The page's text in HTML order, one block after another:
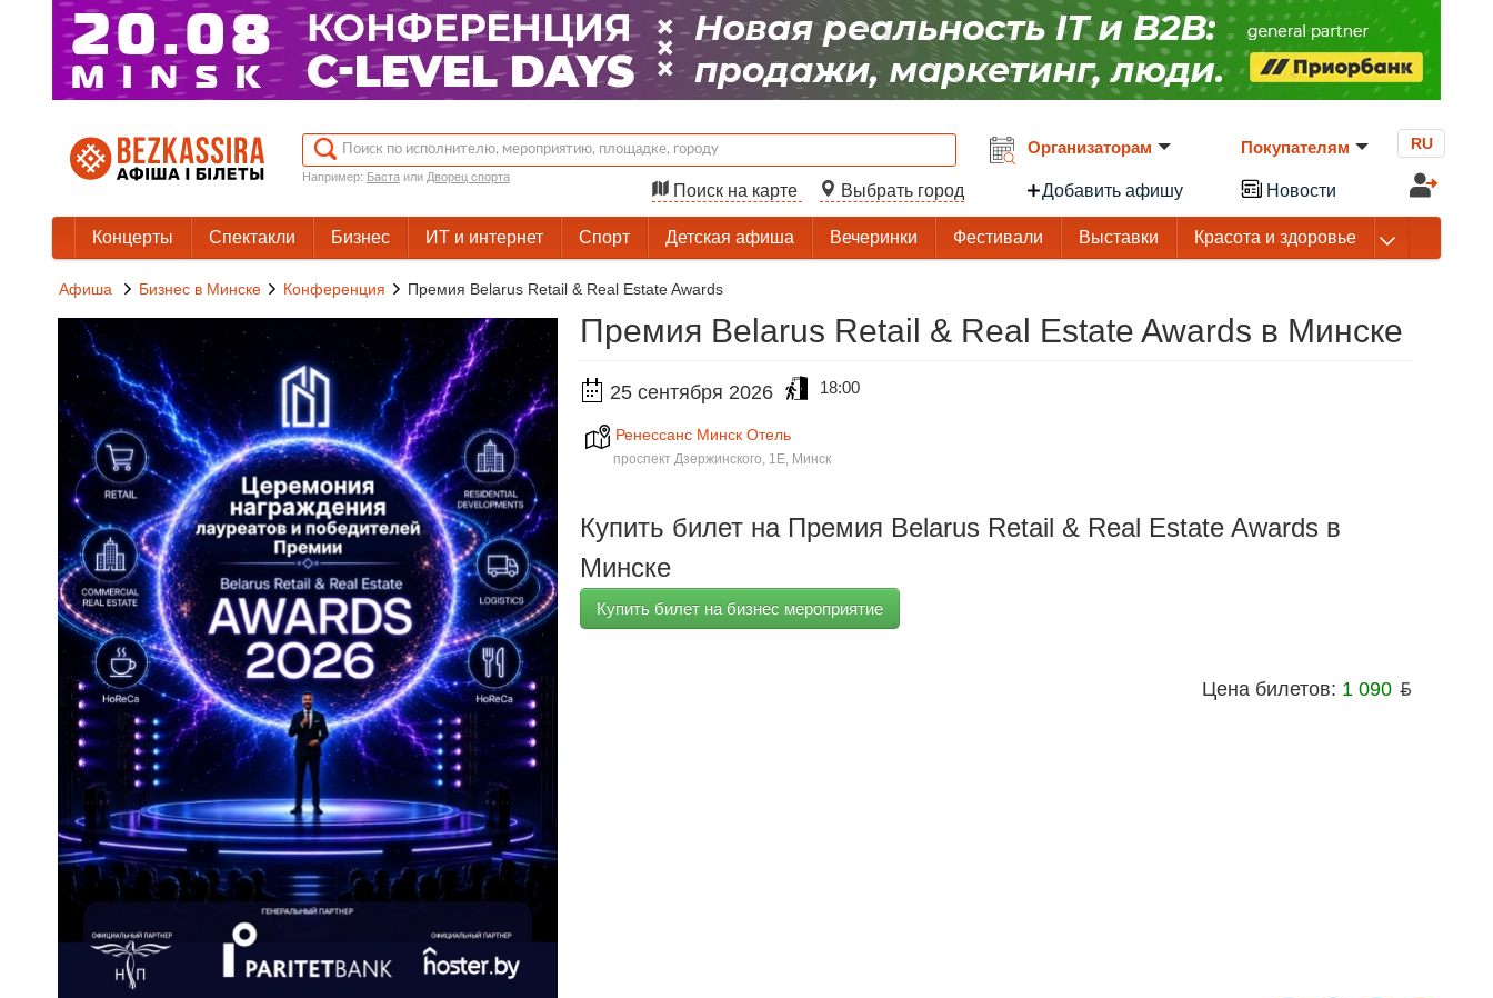
Например: Бастаили Дворец спорта
Поиск на карте Выбрать город
Организаторам
Добавить афишу
Покупателям
Новости
RU
Концерты Спектакли Бизнес ИТ и интернет Спорт Детская афиша Вечеринки Фестивали Выставки Красота и здоровье
Афиша Бизнес в Минске Конференция Премия Belarus Retail & Real Estate Awards
Премия Belarus Retail & Real Estate Awards в Минске
25 сентября 2026 18:00
Ренессанс Минск Отель
проспект Дзержинского, 1Е, Минск
Купить билет на Премия Belarus Retail & Real Estate Awards в
Минске
Купить билет на бизнес мероприятие
Цена билетов: 1 090 ƃ